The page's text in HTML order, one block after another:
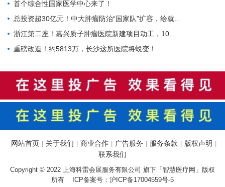
首个综合性国家医学中心来了！
总投资超30亿元！中大肿瘤防治“国家队”扩容，绘就健康天河新蓝图
浙江第二座！嘉兴质子肿瘤医院新建项目动工，10亿投资守护健康嘉兴
重磅改造！约5813万，长沙这所医院将蜕变！
网站首页 关于我们 商业合作 广告服务 服务条款 版权声明
联系我们
Copyright © 2022 上海科雷会展服务有限公司 旗下「智慧医疗网」版权
所有 ICP备案号： 沪ICP备17004559号-5